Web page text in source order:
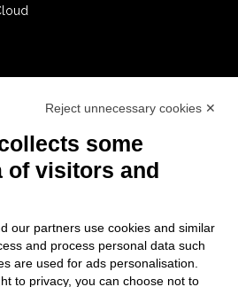
y RGPD
Reject unnecessary cookies ✕
some
of visitors and
our partners use cookies and similar
and process personal data such
are used for ads personalisation.
to privacy, you can choose not to